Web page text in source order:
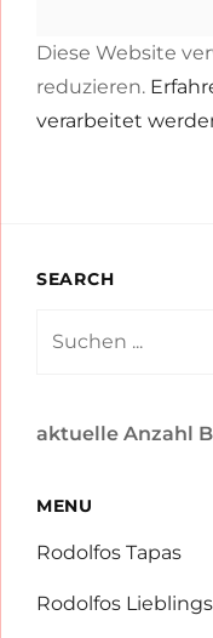
Diese Website
reduzieren.
verarbeitet
SEARCH
aktuelle Anzahl
MENU
Rodolfos Tapas
Rodolfos